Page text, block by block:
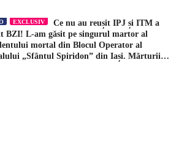
EXCLUSIV
Ce nu au reușit IPJ și ITM a
BZI! L-am găsit pe singurul martor al
mortal din Blocul Operator al
„Sfântul Spiridon” din Iași. Mărturii